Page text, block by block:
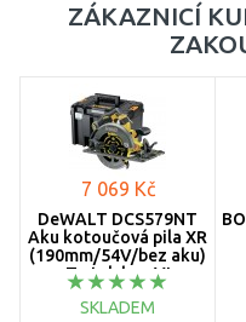
ZÁKAZNICÍ
7 069 Kč
DeWALT DCS579NT
Aku kotoučová pila XR
(190mm/54V/bez aku)
T-stak box VI
SKLADEM